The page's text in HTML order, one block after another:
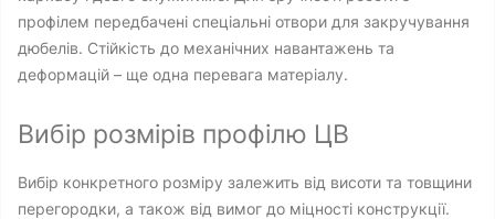
профілем передбачені спеціальні отвори для закручування
дюбелів. Стійкість до механічних навантажень та
деформацій – ще одна перевага матеріалу.
Вибір розмірів профілю ЦВ
Вибір конкретного розміру залежить від висоти та товщини
перегородки, а також від вимог до міцності конструкції.